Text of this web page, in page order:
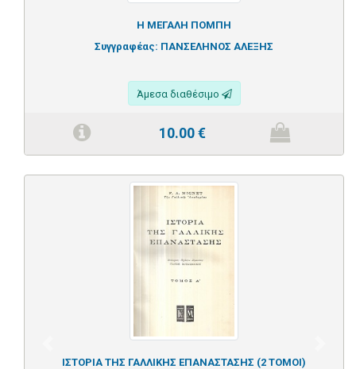
Η ΜΕΓΑΛΗ ΠΟΜΠΗ
Συγγραφέας: ΠΑΝΣΕΛΗΝΟΣ ΑΛΕΞΗΣ
Άμεσα διαθέσιμο
10.00€
ΙΣΤΟΡΙΑ ΤΗΣ ΓΑΛΛΙΚΗΣ ΕΠΑΝΑΣΤΑΣΗΣ (2 ΤΟΜΟΙ)